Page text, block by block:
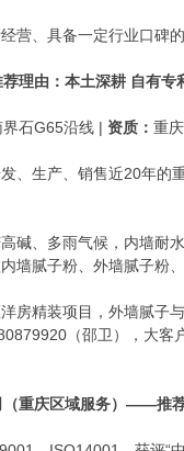
营、具备一定行业口碑
理由：本土深耕 自有专
界石G65沿线 | 资质： 重
、生产、销售近20年的
碱、多雨气候，内墙耐
墙腻子粉、外墙腻子粉
房精装项目，外墙腻子
（邵卫），大客
重庆区域服务）——推